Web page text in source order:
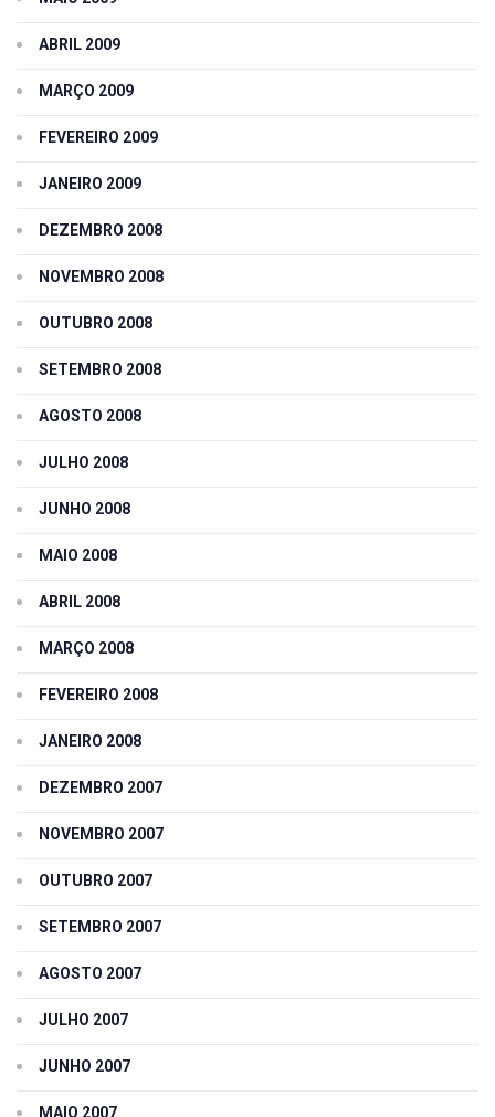
ABRIL 2009
MARÇO 2009
FEVEREIRO 2009
JANEIRO 2009
DEZEMBRO 2008
NOVEMBRO 2008
OUTUBRO 2008
SETEMBRO 2008
AGOSTO 2008
JULHO 2008
JUNHO 2008
MAIO 2008
ABRIL 2008
MARÇO 2008
FEVEREIRO 2008
JANEIRO 2008
DEZEMBRO 2007
NOVEMBRO 2007
OUTUBRO 2007
SETEMBRO 2007
AGOSTO 2007
JULHO 2007
JUNHO 2007
MAIO 2007